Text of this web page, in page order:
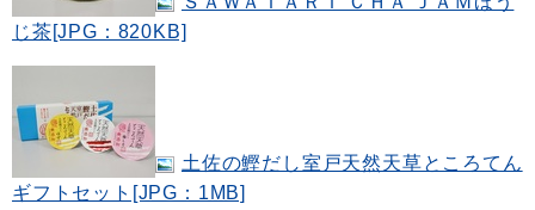
じ茶[JPG：820KB]
土佐の鰹だし室戸天然天草ところてん
ギフトセット[JPG：1MB]